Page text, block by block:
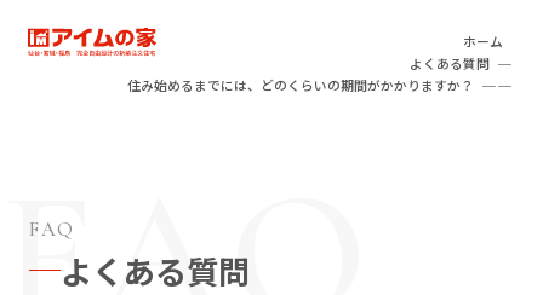
FAQ
よくある質問
ホーム
よくある質問
住み始めるまでには、どのくらいの期間がかかりますか？